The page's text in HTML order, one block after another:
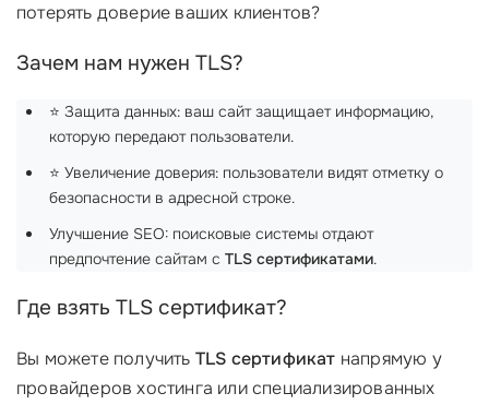
потерять доверие ваших клиентов?
Зачем нам нужен TLS?
⭐ Защита данных: ваш сайт защищает информацию,
которую передают пользователи.
⭐ Увеличение доверия: пользователи видят отметку о
безопасности в адресной строке.
Улучшение SEO: поисковые системы отдают
предпочтение сайтам с TLS сертификатами.
Где взять TLS сертификат?
Вы можете получить TLS сертификат напрямую у
провайдеров хостинга или специализированных